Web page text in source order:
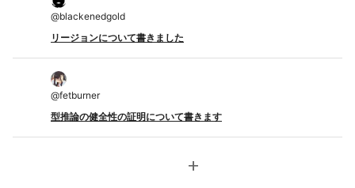
@blackenedgold
リージョンについて書きました
@fetburner
型推論の健全性の証明について書きます
add